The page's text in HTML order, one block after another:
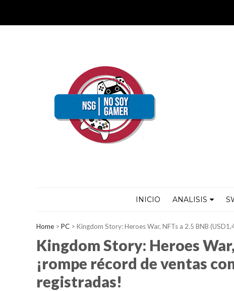
INICIO ANALISIS
Home > PC > Kingdom Story: Heroes War, NFTs a 2.5 BNB
Kingdom Story: Heroes
¡rompe récord de ventas
registradas!